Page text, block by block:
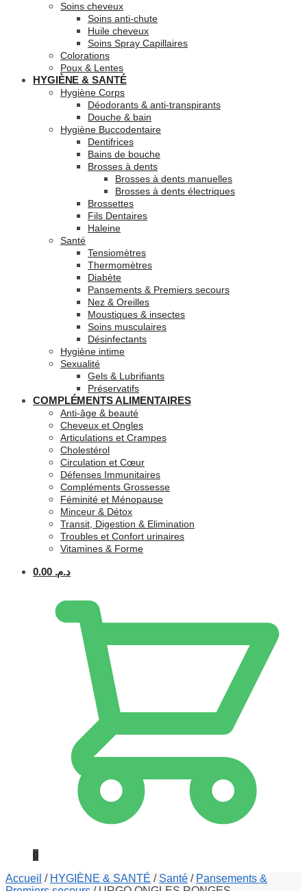
Soins cheveux
Soins anti-chute
Huile cheveux
Soins Spray Capillaires
Colorations
Poux & Lentes
HYGIÈNE & SANTÉ
Hygiène Corps
Déodorants & anti-transpirants
Douche & bain
Hygiène Buccodentaire
Dentifrices
Bains de bouche
Brosses à dents
Brosses à dents manuelles
Brosses à dents électriques
Brossettes
Fils Dentaires
Haleine
Santé
Tensiomètres
Thermomètres
Diabète
Pansements & Premiers secours
Nez & Oreilles
Moustiques & insectes
Soins musculaires
Désinfectants
Hygiène intime
Sexualité
Gels & Lubrifiants
Préservatifs
COMPLÉMENTS ALIMENTAIRES
Anti-âge & beauté
Cheveux et Ongles
Articulations et Crampes
Cholestérol
Circulation et Cœur
Défenses Immunitaires
Compléments Grossesse
Féminité et Ménopause
Minceur & Détox
Transit, Digestion & Elimination
Troubles et Confort urinaires
Vitamines & Forme
د.م. 0.00
0
Accueil / HYGIÈNE & SANTÉ / Santé / Pansements &